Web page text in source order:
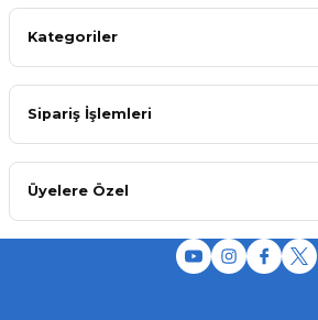
Kategoriler
Sipariş İşlemleri
Üyelere Özel